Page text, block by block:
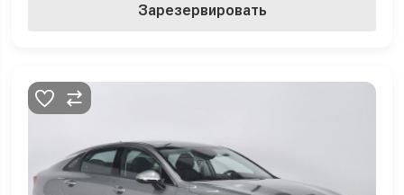
Зарезервировать